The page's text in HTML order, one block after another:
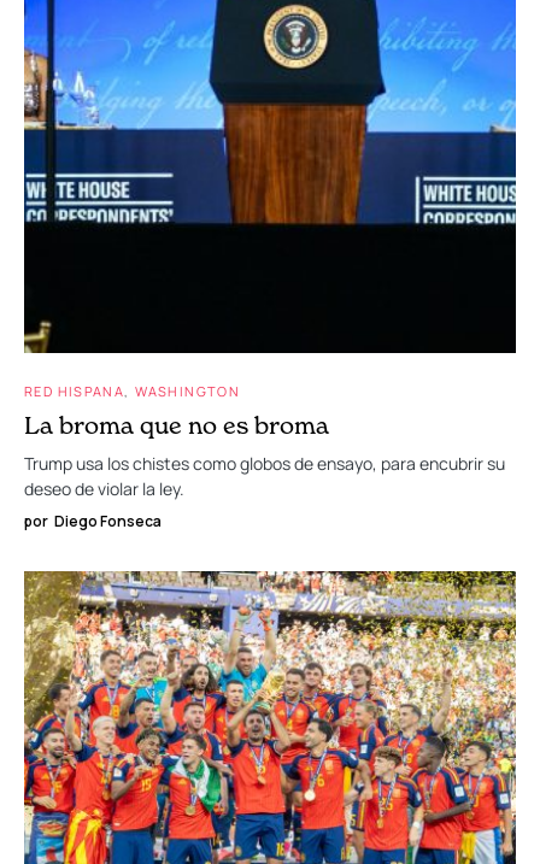
RED HISPANA WASHINGTON
La broma que no es broma
Trump usa los chistes como globos de ensayo, para encubrir su
deseo de violar la ley.
por Diego Fonseca